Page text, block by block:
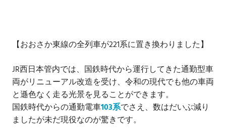
【おおさか東線の全列車が221系に置き換わりました】
JR西日本管内では、国鉄時代から運行してきた通勤型車
両がリニューアル改造を受け、令和の現代でも他の車両
と遜色なく走る光景を見ることができます。
国鉄時代からの通勤電車103系でさえ、数はだいぶ減り
ましたが未だ現役なのが驚きです。